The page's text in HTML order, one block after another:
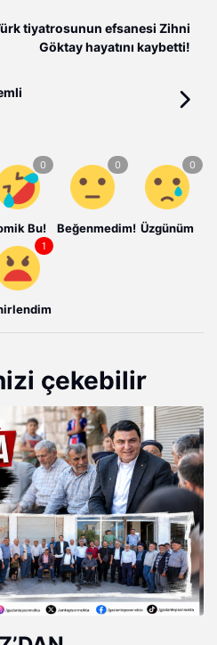
tiyatrosunun efsanesi Zihni
Göktay hayatını kaybetti!
Bu! Beğenmedim! Üzgünüm
çekebilir